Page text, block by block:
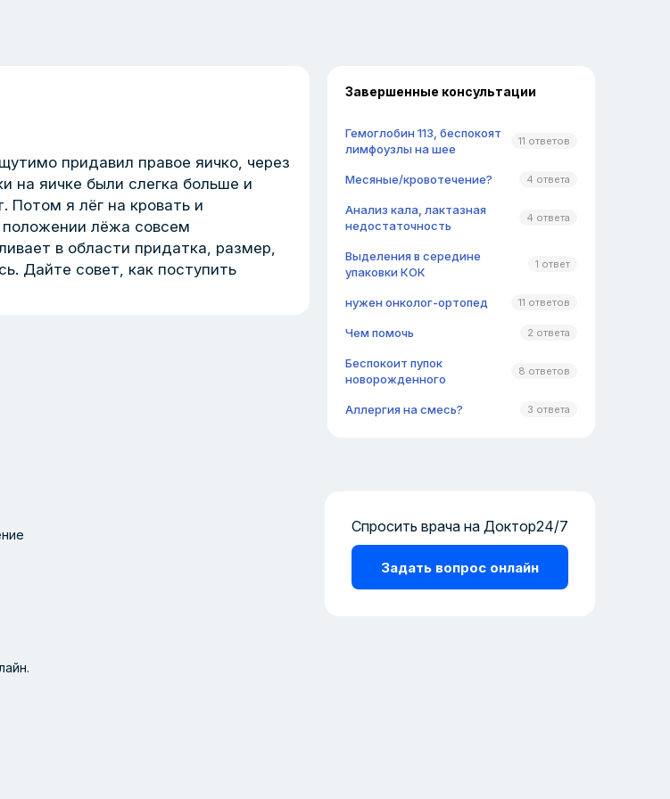
придавил правое яичко, через
на яичке были слегка больше и
Потом я лёг на кровать и
положении лёжа совсем
в области придатка, размер,
Дайте совет, как поступить
Завершенные консультации
Гемоглобин 113, беспокоят
лимфоузлы на шее
11 ответов
Месяные/кровотечение? 4 ответа
Анализ кала, лактазная
недостаточность
4 ответа
Выделения в середине
упаковки КОК
1 ответ
нужен онколог-ортопед 11 ответов
Чем помочь 2 ответа
Беспокоит пупок
новорожденного
8 ответов
Аллергия на смесь? 3 ответа
Спросить врача на Доктор24/7
Задать вопрос онлайн